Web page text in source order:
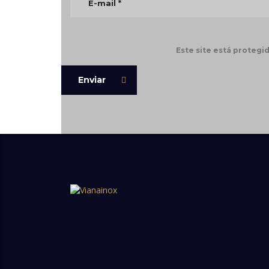
Este site está
Enviar